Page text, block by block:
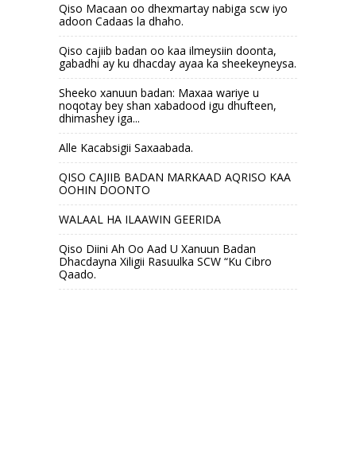
Qiso Macaan oo dhexmartay nabiga scw iyo
adoon Cadaas la dhaho.
Qiso cajiib badan oo kaa ilmeysiin doonta,
gabadhi ay ku dhacday ayaa ka sheekeyneysa.
Sheeko xanuun badan: Maxaa wariye u
noqotay bey shan xabadood igu dhufteen,
dhimashey iga...
Alle Kacabsigii Saxaabada.
QISO CAJIIB BADAN MARKAAD AQRISO KAA
OOHIN DOONTO
WALAAL HA ILAAWIN GEERIDA
Qiso Diini Ah Oo Aad U Xanuun Badan
Dhacdayna Xiligii Rasuulka SCW “Ku Cibro
Qaado.